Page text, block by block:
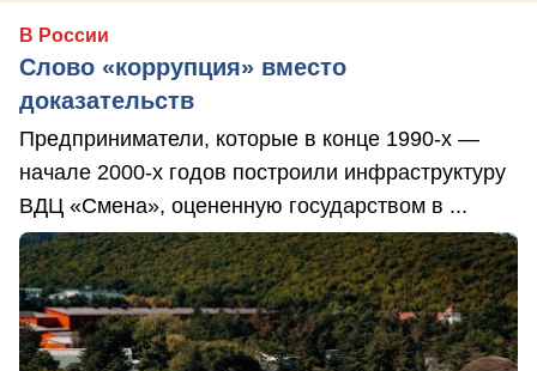
В России
Слово «коррупция» вместо
доказательств
Предприниматели, которые в конце 1990-х —
начале 2000-х годов построили инфраструктуру
ВДЦ «Смена», оцененную государством в ...